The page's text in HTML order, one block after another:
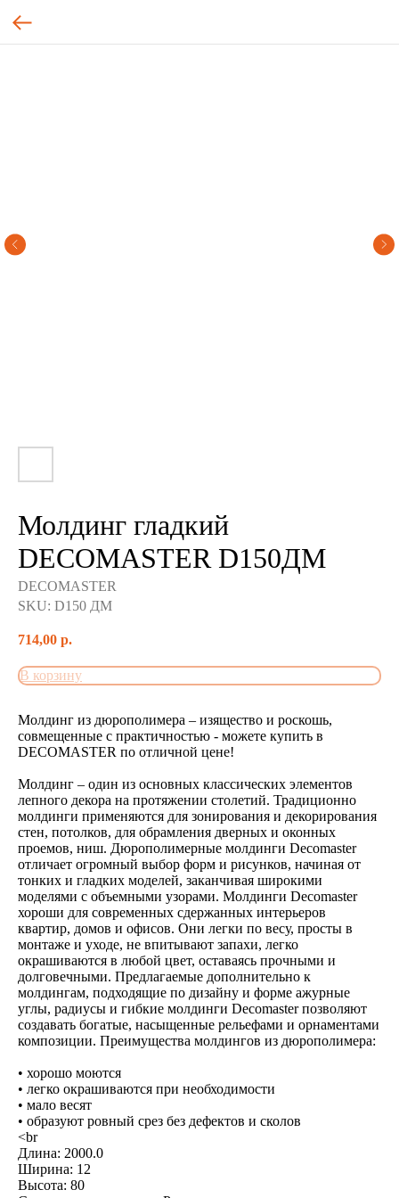
Молдинг гладкий
DECOMASTER D150ДМ
DECOMASTER
SKU: D150 ДМ
714,00 р.
В корзину
Молдинг из дюрополимера – изящество и роскошь,
совмещенные с практичностью - можете купить в
DECOMASTER по отличной цене!
Молдинг – один из основных классических элементов
лепного декора на протяжении столетий. Традиционно
молдинги применяются для зонирования и декорирования
стен, потолков, для обрамления дверных и оконных
проемов, ниш. Дюрополимерные молдинги Decomaster
отличает огромный выбор форм и рисунков, начиная от
тонких и гладких моделей, заканчивая широкими
моделями с объемными узорами. Молдинги Decomaster
хороши для современных сдержанных интерьеров
квартир, домов и офисов. Они легки по весу, просты в
монтаже и уходе, не впитывают запахи, легко
окрашиваются в любой цвет, оставаясь прочными и
долговечными. Предлагаемые дополнительно к
молдингам, подходящие по дизайну и форме ажурные
углы, радиусы и гибкие молдинги Decomaster позволяют
создавать богатые, насыщенные рельефами и орнаментами
композиции. Преимущества молдингов из дюрополимера:
• хорошо моются
• легко окрашиваются при необходимости
• мало весят
• образуют ровный срез без дефектов и сколов
<br
Длина: 2000.0
Ширина: 12
Высота: 80